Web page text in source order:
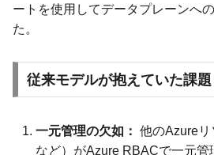
ートを使用してデータプレーンへ
た。
従来モデルが抱えていた課題
一元管理の欠如： 他のAzureリ
など）がAzure RBACで一元管